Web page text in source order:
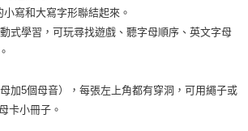
小寫和大寫字形聯結起來。
式學習，可玩尋找遊戲、聽字母順序、英文字母
加5個母音），每張左上角都有穿洞，可用繩子或
卡小冊子。